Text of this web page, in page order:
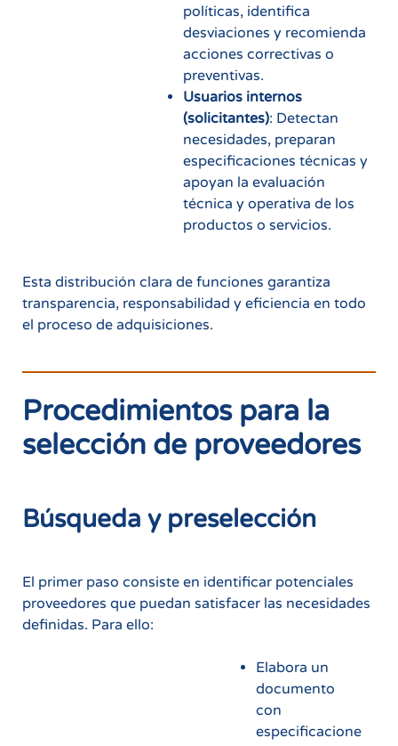
políticas, identifica
desviaciones y recomienda
acciones correctivas o
preventivas.
Usuarios internos
(solicitantes): Detectan
necesidades, preparan
especificaciones técnicas y
apoyan la evaluación
técnica y operativa de los
productos o servicios.
Esta distribución clara de funciones garantiza
transparencia, responsabilidad y eficiencia en todo
el proceso de adquisiciones.
Procedimientos para la
selección de proveedores
Búsqueda y preselección
El primer paso consiste en identificar potenciales
proveedores que puedan satisfacer las necesidades
definidas. Para ello:
Elabora un
documento
con
especificacione